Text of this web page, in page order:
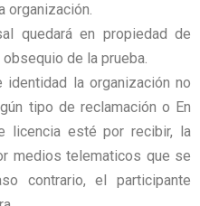
organización.
quedará en propiedad de
de la prueba.
identidad la organización no
tipo de reclamación o En
licencia esté por recibir, la
medios telematicos que se
contrario, el participante